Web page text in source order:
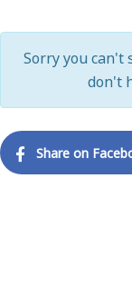
Sorry you can't
don't
Share on